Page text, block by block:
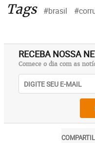
Tags #brasil
RECEBA NOSSA
Comece o dia com as